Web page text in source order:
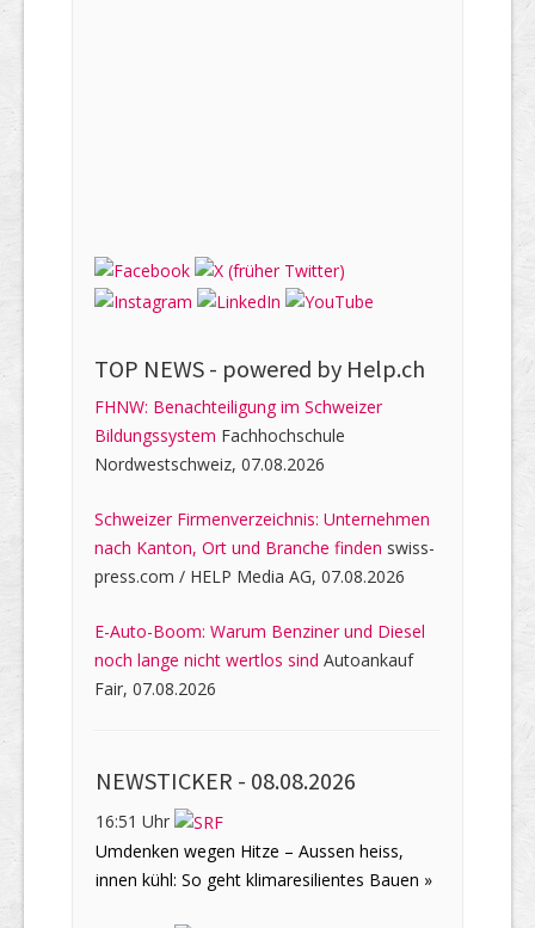
TOP NEWS - powered by Help.ch
FHNW: Benachteiligung im Schweizer
Bildungssystem Fachhochschule
Nordwestschweiz, 07.08.2026
Schweizer Firmenverzeichnis: Unternehmen
nach Kanton, Ort und Branche finden swiss-
press.com / HELP Media AG, 07.08.2026
E-Auto-Boom: Warum Benziner und Diesel
noch lange nicht wertlos sind Autoankauf
Fair, 07.08.2026
NEWSTICKER - 08.08.2026
16:51 Uhr
Umdenken wegen Hitze – Aussen heiss,
innen kühl: So geht klimaresilientes Bauen »